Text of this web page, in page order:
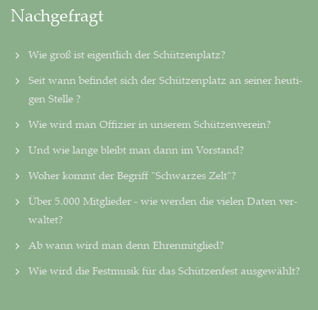
Nachgefragt
Wie groß ist eigentlich der Schützenplatz?
Seit wann befindet sich der Schützenplatz an seiner heu­ti­
gen Stelle ?
Wie wird man Offizier in unserem Schützenverein?
Und wie lange bleibt man dann im Vorstand?
Woher kommt der Begriff "Schwarzes Zelt"?
Über 5.000 Mitglieder - wie werden die vielen Daten ver­
wal­tet?
Ab wann wird man denn Ehrenmitglied?
Wie wird die Festmusik für das Schützenfest ausgewählt?